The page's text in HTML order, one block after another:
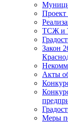
ТСЖ и
Закон
Акты
Меры